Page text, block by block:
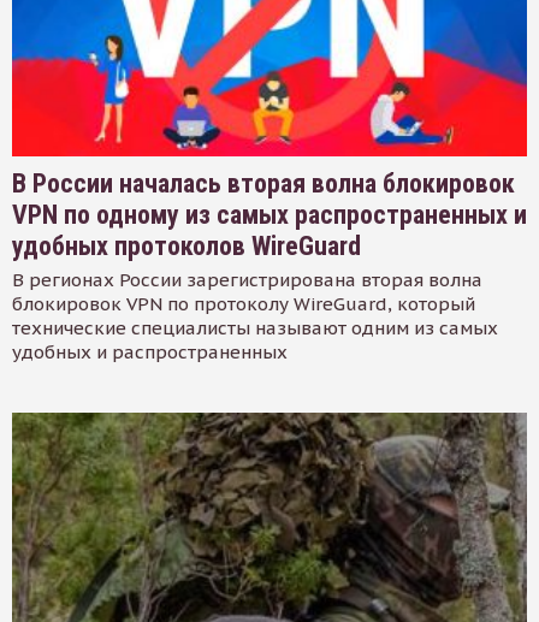
В России началась вторая волна блокировок
VPN по одному из самых распространенных и
удобных протоколов WireGuard
В регионах России зарегистрирована вторая волна
блокировок VPN по протоколу WireGuard, который
технические специалисты называют одним из самых
удобных и распространенных